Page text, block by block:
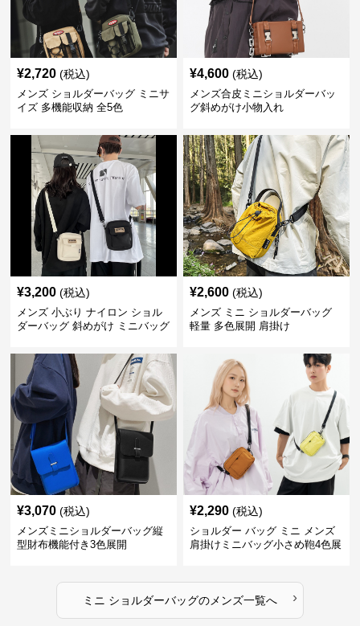
¥2,720 (税込)
メンズ ショルダーバッグ ミニサ
イズ 多機能収納 全5色
¥4,600 (税込)
メンズ合皮ミニショルダーバッ
グ斜めがけ小物入れ
¥3,200 (税込)
メンズ 小ぶり ナイロン ショル
ダーバッグ 斜めがけ ミニバッグ
¥2,600 (税込)
メンズ ミニ ショルダーバッグ
軽量 多色展開 肩掛け
¥3,070 (税込)
メンズミニショルダーバッグ縦
型財布機能付き3色展開
¥2,290 (税込)
ショルダー バッグ ミニ メンズ
肩掛けミニバッグ小さめ鞄4色展
ミニ ショルダーバッグのメンズ一覧へ ›